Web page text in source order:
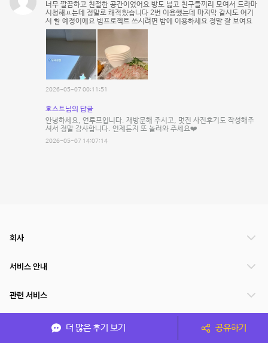
너무 깔끔하고 친절한 공간이었어요 방도 넓고 친구들끼리 모여서 드라마
시청해ㅛ는데 정말로 쾌적햤습니다 2번 이용했는데 마지막 같시도 여기
서 할 예정이에요 빔프로젝트 쓰시려면 밤에 이용하세요 정말 잘 보여요
2026-05-07 00:11:51
호스트님의 답글
안녕하세요, 언루프입니다. 재방문해 주시고, 멋진 사진후기도 작성해주
셔서 정말 감사합니다. 언제든지 또 놀러와 주세요❤️
2026-05-07 14:07:14
더 많은 후기 보기 공유하기
회사
서비스 안내
관련 서비스